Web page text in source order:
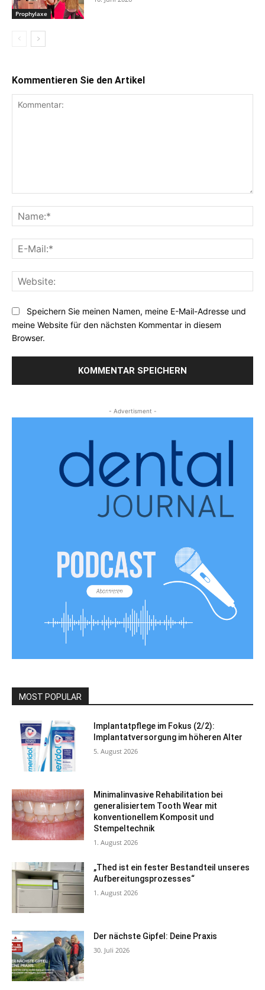
Prophylaxe
Kommentieren Sie den Artikel
Speichern Sie meinen Namen, meine E-Mail-Adresse und
meine Website für den nächsten Kommentar in diesem
Browser.
- Advertisment -
MOST POPULAR
Implantatpflege im Fokus (2/2):
Implantatversorgung im höheren Alter
5. August 2026
Minimalinvasive Rehabilitation bei
generalisiertem Tooth Wear mit
konventionellem Komposit und
Stempeltechnik
1. August 2026
„Thed ist ein fester Bestandteil unseres
Aufbereitungsprozesses“
1. August 2026
Der nächste Gipfel: Deine Praxis
30. Juli 2026